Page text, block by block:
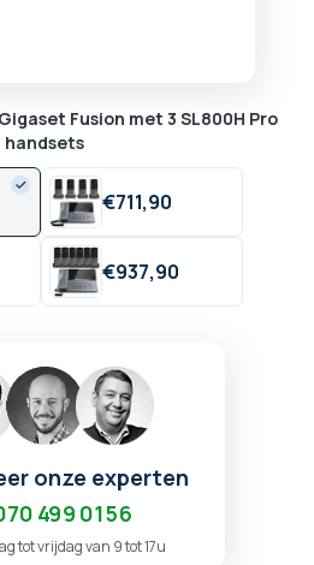
Fusion met 3 SL800H Pro
handsets
€711,90
€937,90
onze experten
499 01 56
tot vrijdag van 9 tot 17u